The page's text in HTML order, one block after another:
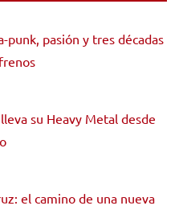
punk, pasión y tres décadas
su Heavy Metal desde
el camino de una nueva